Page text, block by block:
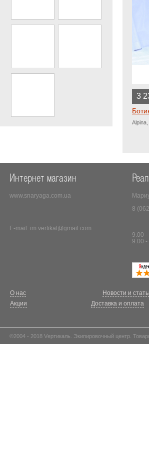
3
Интернет магазин
www.snaryaga.com.ua
E-mail: im.vertikal@gmail.com
8
9.00 -
9.00 -
О нас
Новости и
Акции
Доставка и оплата
©2004 - 2018 Vертикаль. Экипировочный центр.